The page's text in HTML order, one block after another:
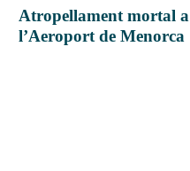
Atropellament mortal a
l’Aeroport de Menorca